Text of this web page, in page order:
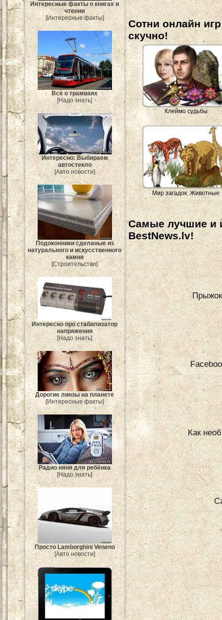
Интересные факты о книгах и
чтении
[Интересные факты]
Всё о трамваях
[Надо знать]
Интересно: Выбираем
автостекло
[Авто новости]
Подоконники сделаные из
натурального и искусственного
камня
[Строительство]
Интересно про стабилизатор
напряжения
[Надо знать]
Дорогие линзы на планете
[Интересные факты]
Радио няня для ребёнка
[Надо знать]
Просто Lamborghini Veneno
[Авто новости]
Сотни онлайн
скучно!
Клеймо судьбы
Мир загадок. Животные
Самые лучшие и
BestNews.lv!
Как